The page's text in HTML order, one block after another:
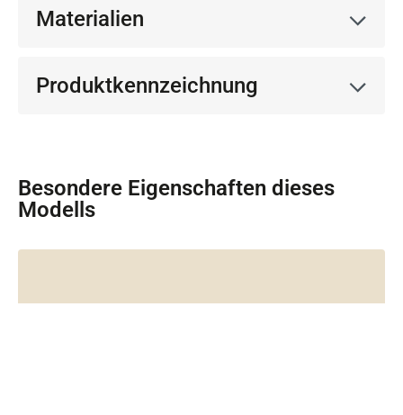
Materialien
Produktkennzeichnung
Besondere Eigenschaften dieses
Modells